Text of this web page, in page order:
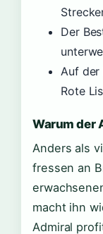
Der
Auf der
Rote
Warum der
Anders als
fressen an
macht ihn
Admiral